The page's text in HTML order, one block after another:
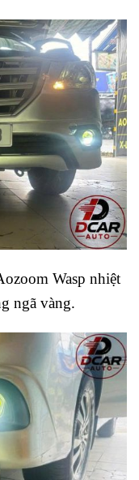
Wasp nhiệt
ngã vàng.